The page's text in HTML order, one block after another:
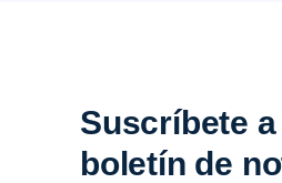
Suscríbete
boletín de